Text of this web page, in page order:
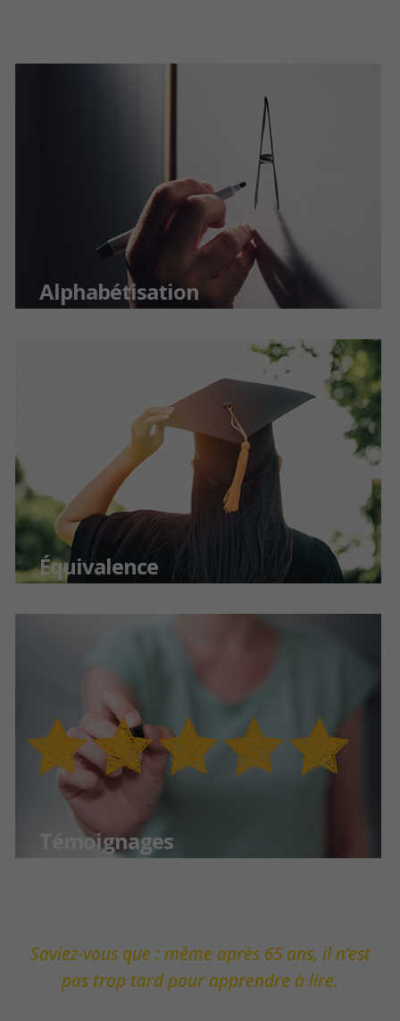
Alphabétisation
Équivalence
Témoignages
Saviez-vous que : même après 65 ans, il n’est
pas trop tard pour apprendre à lire.